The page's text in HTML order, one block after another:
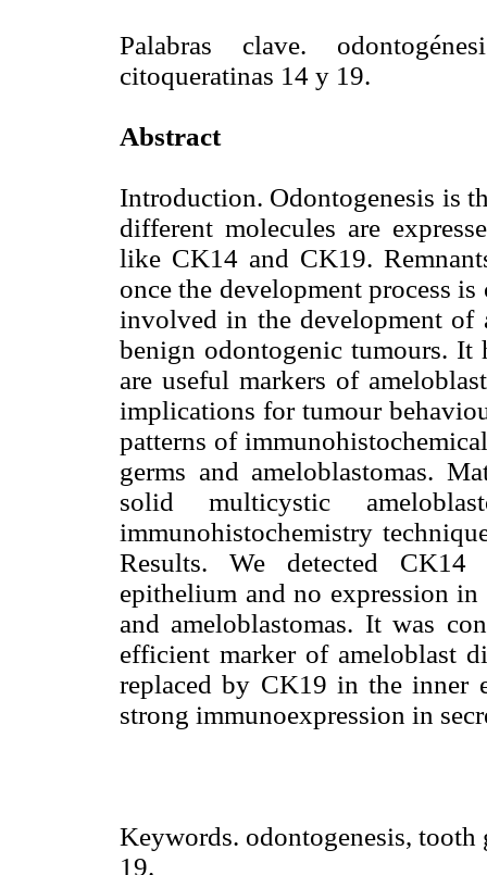
Palabras clave.
citoqueratinas 14 y 19.
Abstract
Introduction. Odontogenesis is
different molecules are
like CK14 and CK19.
once the development process
involved in the development of
benign odontogenic tumours. It
are useful markers of
implications for tumour
patterns of
germs and ameloblastomas.
solid multicystic
immunohistochemistry
Results. We detected
epithelium and no expression
and ameloblastomas. It was
efficient marker of ameloblast
replaced by CK19 in the inner
strong immunoexpression in
Keywords. odontogenesis, tooth
19.